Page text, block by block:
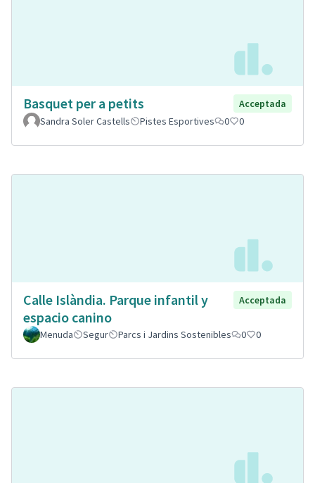
Basquet per a petits
Acceptada
Sandra Soler Castells
Pistes Esportives 0 0
Calle Islàndia. Parque infantil y
espacio canino
Acceptada
Menuda Segur Parcs i Jardins Sostenibles 0 0